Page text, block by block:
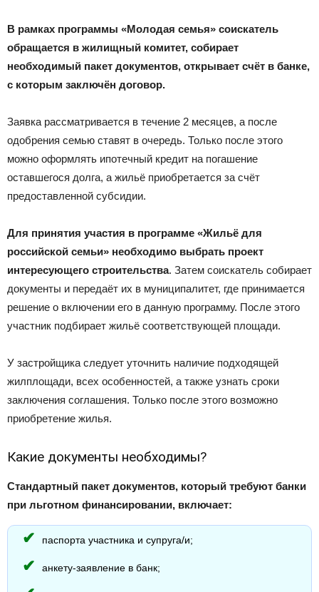
В рамках программы «Молодая семья» соискатель
обращается в жилищный комитет, собирает
необходимый пакет документов, открывает счёт в банке,
с которым заключён договор.
Заявка рассматривается в течение 2 месяцев, а после
одобрения семью ставят в очередь. Только после этого
можно оформлять ипотечный кредит на погашение
оставшегося долга, а жильё приобретается за счёт
предоставленной субсидии.
Для принятия участия в программе «Жильё для
российской семьи» необходимо выбрать проект
интересующего строительства. Затем соискатель собирает
документы и передаёт их в муниципалитет, где принимается
решение о включении его в данную программу. После этого
участник подбирает жильё соответствующей площади.
У застройщика следует уточнить наличие подходящей
жилплощади, всех особенностей, а также узнать сроки
заключения соглашения. Только после этого возможно
приобретение жилья.
Какие документы необходимы?
Стандартный пакет документов, который требуют банки
при льготном финансировании, включает:
паспорта участника и супруга/и;
анкету-заявление в банк;